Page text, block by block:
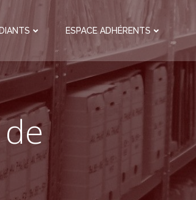
ESPACE ADHÉRENTS